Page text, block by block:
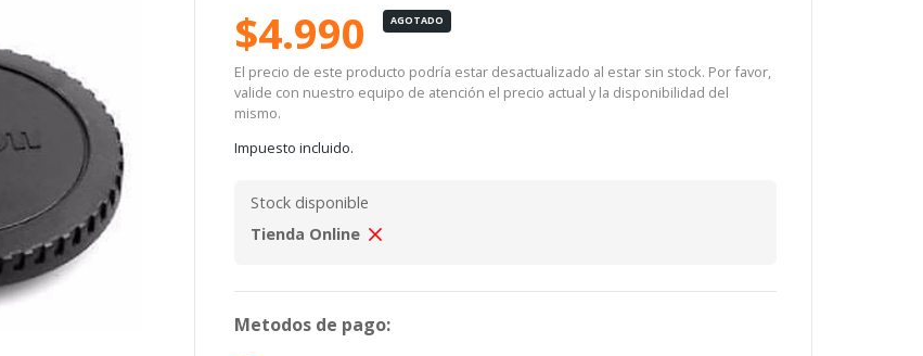
$4.990 AGOTADO
El precio de este producto podría estar desactualizado al estar sin stock. Por favor,
valide con nuestro equipo de atención el precio actual y la disponibilidad del
mismo.
Impuesto incluido.
Stock disponible
Tienda Online
Metodos de pago: